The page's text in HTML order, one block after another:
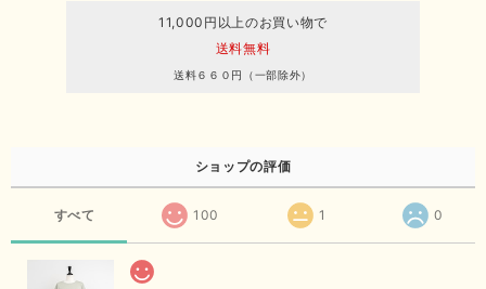
11,000円以上のお買い物で
送料無料
送料６６０円（一部除外）
ショップの評価
すべて 100 1 0